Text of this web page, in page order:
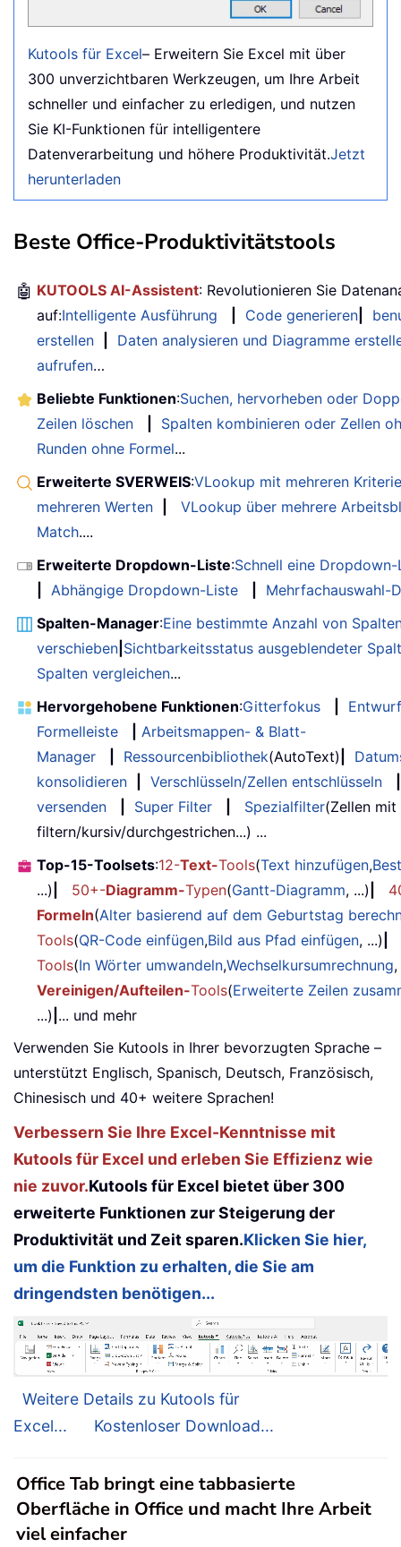
Kutools für Excel– Erweitern Sie Excel mit über
300 unverzichtbaren Werkzeugen, um Ihre Arbeit
schneller und einfacher zu erledigen, und nutzen
Sie KI-Funktionen für intelligentere
Datenverarbeitung und höhere Produktivität.Jetzt
herunterladen
Beste Office-Produktivitätstools
🤖 KUTOOLS AI-Assistent: Revolutionieren Sie
auf:Intelligente Ausführung Code generieren
erstellen
Daten analysieren und Diagramme
aufrufen…
Beliebte Funktionen:Suchen, hervorheben oder
Zeilen löschen
Spalten kombinieren oder Zellen
Runden ohne Formel...
Erweiterte SVERWEIS:VLookup mit mehreren
mehreren Werten
VLookup über mehrere
Match....
Erweiterte Dropdown-Liste:Schnell eine
Abhängige Dropdown-Liste
Mehrfachauswahl-
Spalten-Manager:Eine bestimmte Anzahl von
verschieben Sichtbarkeitsstatus ausgeblendeter
Spalten vergleichen...
Hervorgehobene Funktionen:Gitterfokus
Entwurf
Formelleiste
Arbeitsmappen- & Blatt-
Manager
Ressourcenbibliothek(AutoText)
konsolidieren
Verschlüsseln/Zellen entschlüsseln
versenden
Super Filter Spezialfilter(Zellen
filtern/kursiv/durchgestrichen...) ...
Top-15-Toolsets:12-Text-Tools(Text hinzufügen,
...)
50+-Diagramm-Typen(Gantt-Diagramm, ...)
Formeln(Alter basierend auf dem Geburtstag
Tools(QR-Code einfügen,Bild aus Pfad einfügen, ...)
Tools(In Wörter umwandeln,Wechselkursumrechnung
Vereinigen/Aufteilen-Tools(Erweiterte Zeilen
...) ... und mehr
Verwenden Sie Kutools in Ihrer bevorzugten Sprache –
unterstützt Englisch, Spanisch, Deutsch, Französisch,
Chinesisch und 40+ weitere Sprachen!
Verbessern Sie Ihre Excel-Kenntnisse mit
Kutools für Excel und erleben Sie Effizienz wie
nie zuvor.Kutools für Excel bietet über 300
erweiterte Funktionen zur Steigerung der
Produktivität und Zeit sparen.Klicken Sie hier,
um die Funktion zu erhalten, die Sie am
dringendsten benötigen...
Weitere Details zu Kutools für
Excel...
Kostenloser Download...
Office Tab bringt eine tabbasierte
Oberfläche in Office und macht Ihre Arbeit
viel einfacher